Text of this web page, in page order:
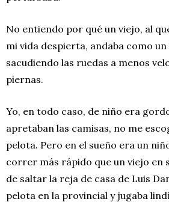
No entiendo por qué un viejo, al
mi vida despierta, andaba como
sacudiendo las ruedas a menos
piernas.
Yo, en todo caso, de niño era
apretaban las camisas, no me
pelota. Pero en el sueño era un
correr más rápido que un viejo en
de saltar la reja de casa de Luis
pelota en la provincial y jugaba